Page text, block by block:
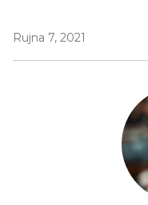
Rujna 7, 2021